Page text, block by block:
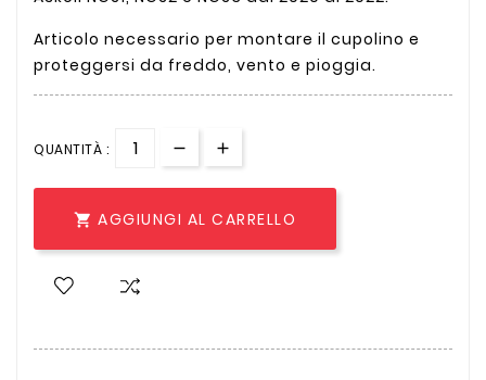
Articolo necessario per montare il cupolino e
proteggersi da freddo, vento e pioggia.
QUANTITÀ :
 AGGIUNGI AL CARRELLO